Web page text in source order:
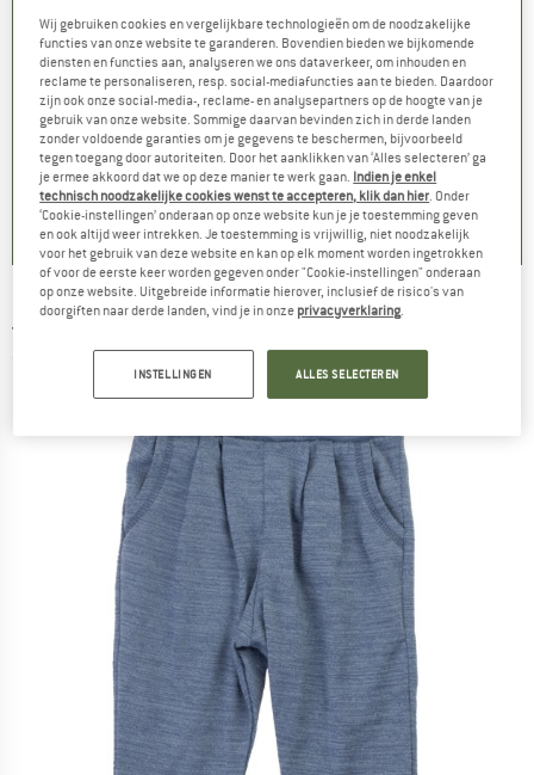
prijs
€ 18,71
)
MERK
JOHNNY URBAN
Artikel
Erik S
Productgroep
Heuptas
Prijs
€ 24,95 Verlaagde prijs
vanaf€ 18,71
+ 4
5,0(1)
Korting
tot -25%
MERK
JOHA
Artikel
Kid's Wrap Around Body AOP
Productgroep
Merino-ondergoed
Prijs
€ 29,95 Verlaagde prijs
vanaf € 19,47
0,0(0)
Korting
tot -35%
€ 39,95
JOHA - Kid's Wool Pants - Vrijetijdsbroek
Wij gebruiken cookies en vergelijkbare technologieën om de noodzakelijke
functies van onze website te garanderen. Bovendien bieden we bijkomende
diensten en functies aan, analyseren we ons dataverkeer, om inhouden en
reclame te personaliseren, resp. social-mediafuncties aan te bieden. Daardoor
zijn ook onze social-media-, reclame- en analysepartners op de hoogte van je
gebruik van onze website. Sommige daarvan bevinden zich in derde landen
zonder voldoende garanties om je gegevens te beschermen, bijvoorbeeld
tegen toegang door autoriteiten. Door het aanklikken van ‘Alles selecteren’ ga
je ermee akkoord dat we op deze manier te werk gaan. Indien je enkel
technisch noodzakelijke cookies wenst te accepteren, klik dan hier. Onder
‘Cookie-instellingen’ onderaan op onze website kun je je toestemming geven
en ook altijd weer intrekken. Je toestemming is vrijwillig, niet noodzakelijk
voor het gebruik van deze website en kan op elk moment worden ingetrokken
of voor de eerste keer worden gegeven onder "Cookie-instellingen" onderaan
op onze website. Uitgebreide informatie hierover, inclusief de risico's van
doorgiften naar derde landen, vind je in onze privacyverklaring.
INSTELLINGEN ALLES SELECTEREN